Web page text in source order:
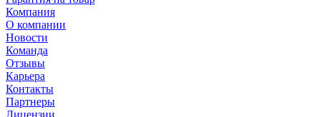
Компания
О компании
Новости
Команда
Отзывы
Карьера
Контакты
Партнеры
Лицензии